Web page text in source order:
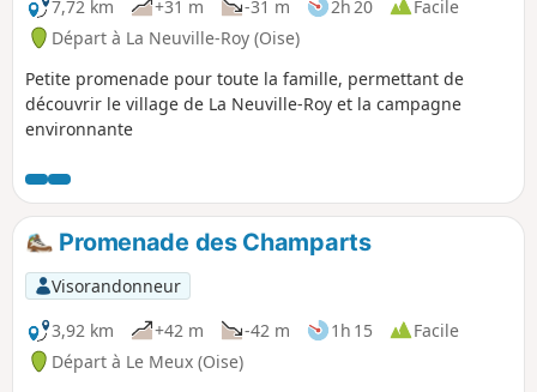
7,72 km
+31 m -31 m 2h 20
Facile
Départ à La Neuville-Roy (Oise)
Petite promenade pour toute la famille, permettant de
découvrir le village de La Neuville-Roy et la campagne
environnante
Promenade des Champarts
Visorandonneur
3,92 km
+42 m -42 m 1h 15
Facile
Départ à Le Meux (Oise)